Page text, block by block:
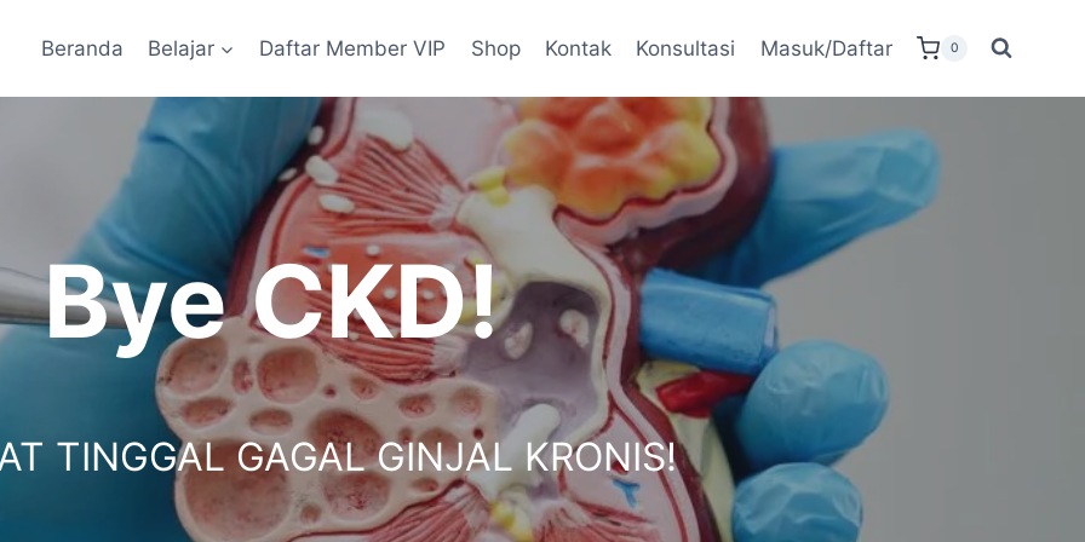
Beranda Belajar Daftar Member VIP Shop Kontak Konsultasi Masuk/Daftar 0
Bye CKD!
TINGGAL GAGAL GINJAL KRONIS!